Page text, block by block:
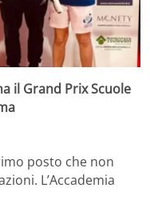
il Grand Prix Scuole
posto che non
L’Accademia